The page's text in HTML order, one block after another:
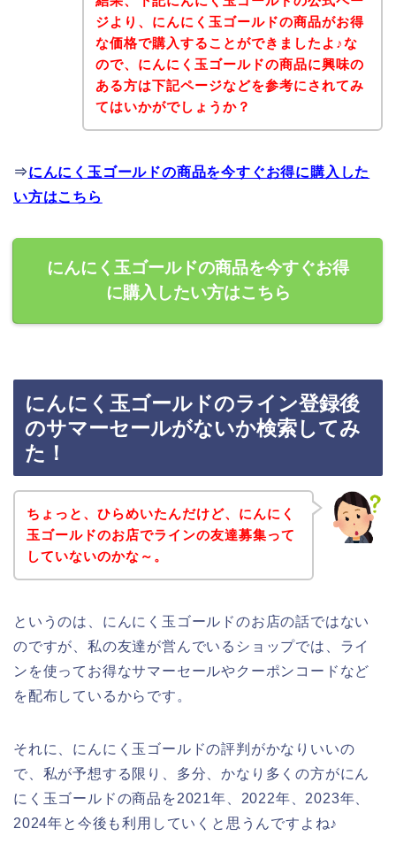
ジより、にんにく玉ゴールドの商品がお得
な価格で購入することができましたよ♪な
ので、にんにく玉ゴールドの商品に興味の
ある方は下記ページなどを参考にされてみ
てはいかがでしょうか？
⇒にんにく玉ゴールドの商品を今すぐお得に購入した
い方はこちら
にんにく玉ゴールドの商品を今すぐお得
に購入したい方はこちら
にんにく玉ゴールドのライン登録後
のサマーセールがないか検索してみ
た！
ちょっと、ひらめいたんだけど、にんにく
玉ゴールドのお店でラインの友達募集って
していないのかな～。
というのは、にんにく玉ゴールドのお店の話ではない
のですが、私の友達が営んでいるショップでは、ライ
ンを使ってお得なサマーセールやクーポンコードなど
を配布しているからです。
それに、にんにく玉ゴールドの評判がかなりいいの
で、私が予想する限り、多分、かなり多くの方がにん
にく玉ゴールドの商品を2021年、2022年、2023年、
2024年と今後も利用していくと思うんですよね♪